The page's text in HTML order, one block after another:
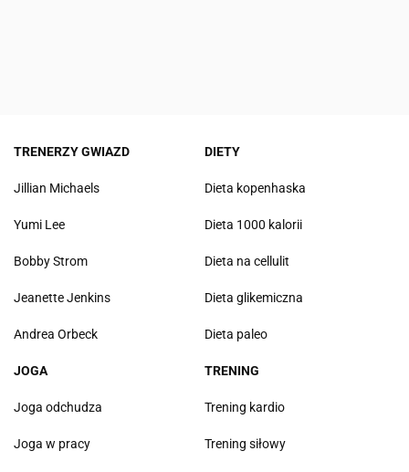
TRENERZY GWIAZD
Jillian Michaels
Yumi Lee
Bobby Strom
Jeanette Jenkins
Andrea Orbeck
DIETY
Dieta kopenhaska
Dieta 1000 kalorii
Dieta na cellulit
Dieta glikemiczna
Dieta paleo
JOGA
Joga odchudza
Joga w pracy
TRENING
Trening kardio
Trening siłowy